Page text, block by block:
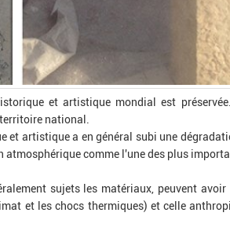
et artistique mondial est
national.
et artistique a en général subi une
comme l'une des plus
sujets les matériaux, peuvent
et les chocs thermiques) et celle